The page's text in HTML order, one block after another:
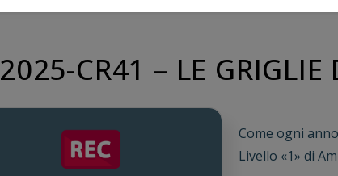
2025-CR41 – LE
Come ogni
Livello «1» di